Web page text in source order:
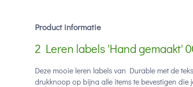
Product informatie
2 Leren labels 'Hand gemaakt'
Deze mooie leren labels van Durable met de
drukknoop op bijna alle items te bevestigen die